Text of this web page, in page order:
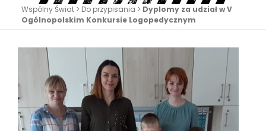
Wspólny Świat > Do przypisania > Dyplomy za udział w V
Ogólnopolskim Konkursie Logopedycznym